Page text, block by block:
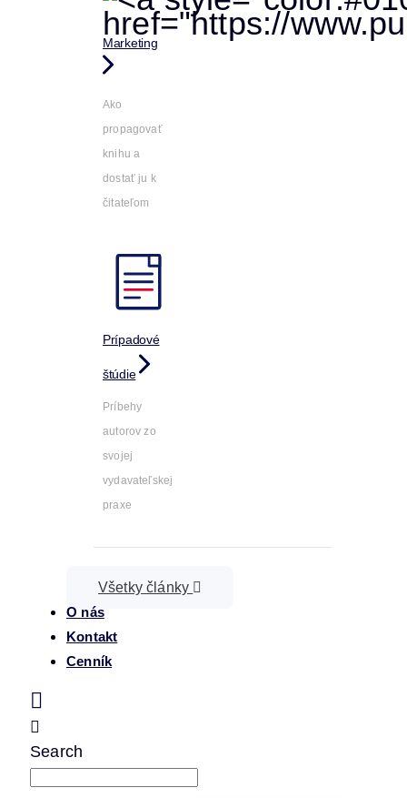
Marketing
Ako
propagovať
knihu a
dostať ju k
čitateľom
Prípadové
štúdie
Príbehy
autorov zo
svojej
vydavateľskej
praxe
Všetky články
O nás
Kontakt
Cenník
Search